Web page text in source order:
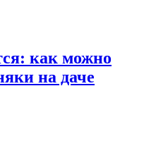
как можно
на даче